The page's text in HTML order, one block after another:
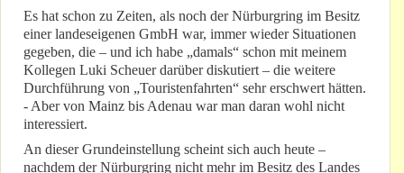
Es hat schon zu Zeiten, als noch der Nürburgring im Besitz
einer landeseigenen GmbH war, immer wieder Situationen
gegeben, die – und ich habe „damals“ schon mit meinem
Kollegen Luki Scheuer darüber diskutiert – die weitere
Durchführung von „Touristenfahrten“ sehr erschwert hätten.
- Aber von Mainz bis Adenau war man daran wohl nicht
interessiert.
An dieser Grundeinstellung scheint sich auch heute –
nachdem der Nürburgring nicht mehr im Besitz des Landes